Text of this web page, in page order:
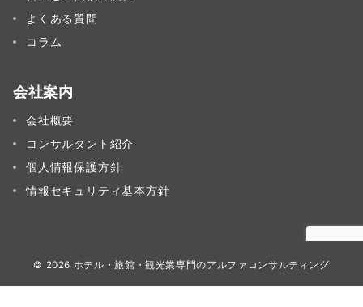
よくある質問
コラム
会社案内
会社概要
コンサルタント紹介
個人情報保護方針
情報セキュリティ基本方針
© 2026 ホテル・旅館・観光業専門のアルファコンサルティング